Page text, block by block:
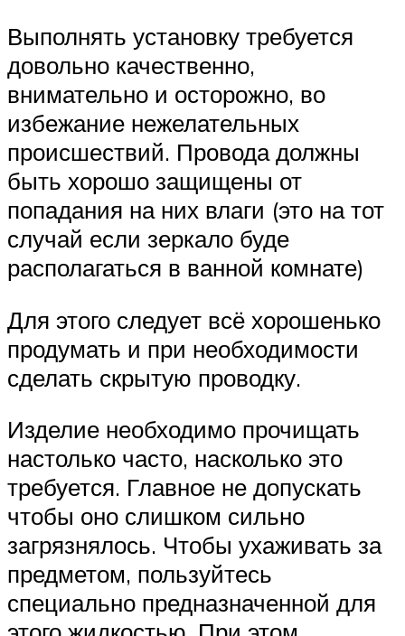
Выполнять установку требуется
довольно качественно,
внимательно и осторожно, во
избежание нежелательных
происшествий. Провода должны
быть хорошо защищены от
попадания на них влаги (это на тот
случай если зеркало буде
располагаться в ванной комнате)
Для этого следует всё хорошенько
продумать и при необходимости
сделать скрытую проводку.
Изделие необходимо прочищать
настолько часто, насколько это
требуется. Главное не допускать
чтобы оно слишком сильно
загрязнялось. Чтобы ухаживать за
предметом, пользуйтесь
специально предназначенной для